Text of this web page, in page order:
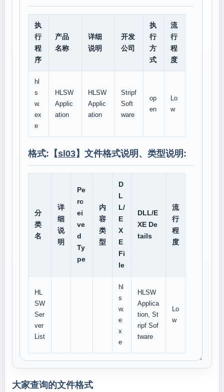
执
行
程
序
产品
名称
详细
说明
开发
公司
执
行
方
式
流
行
程
度
hl
s
w.
ex
e
HLSW
Applic
ation
HLSW
Applic
ation
Stripf
Soft
ware
op
en
Lo
w
格式:【sl03】文件格式说明、类型说明:
分
类
名
详
细
说
明
Pe
rc
ei
ve
d
Ty
pe
内
容
类
型
D
L
L/
E
X
E
Fi
le
DLL/E
XE De
tails
流
行
程
度
HL
SW
Ser
ver
List
hl
s
w.
e
x
e
HLSW
Applica
tion, St
ripf Sof
tware
Lo
w
大家查询的文件格式